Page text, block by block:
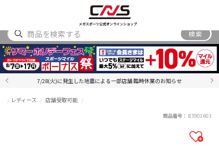
メガスポーツ公式オンラインショップ
ACCESSORY
検索
7/28(火)に発生した地震による一部店舗 臨時休業のお知らせ
レディース 店舗受取可能
商品番号： 83901603